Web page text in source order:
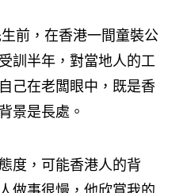
前，在香港一間童裝公
訓半年，對當地人的工
己在老闆眼中，既是香
景是長處。
度，可能香港人的背